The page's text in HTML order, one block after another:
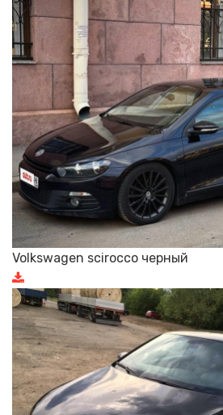
Volkswagen scirocco черный